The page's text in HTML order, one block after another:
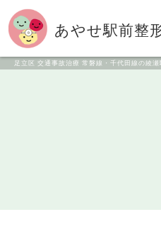
あやせ駅前整